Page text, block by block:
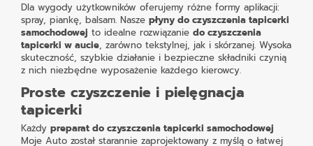
Dla wygody użytkowników oferujemy różne formy aplikacji:
spray, piankę, balsam. Nasze płyny do czyszczenia tapicerki
samochodowej to idealne rozwiązanie do czyszczenia
tapicerki w aucie, zarówno tekstylnej, jak i skórzanej. Wysoka
skuteczność, szybkie działanie i bezpieczne składniki czynią
z nich niezbędne wyposażenie każdego kierowcy.
Proste czyszczenie i pielęgnacja
tapicerki
Każdy preparat do czyszczenia tapicerki samochodowej
Moje Auto został starannie zaprojektowany z myślą o łatwej